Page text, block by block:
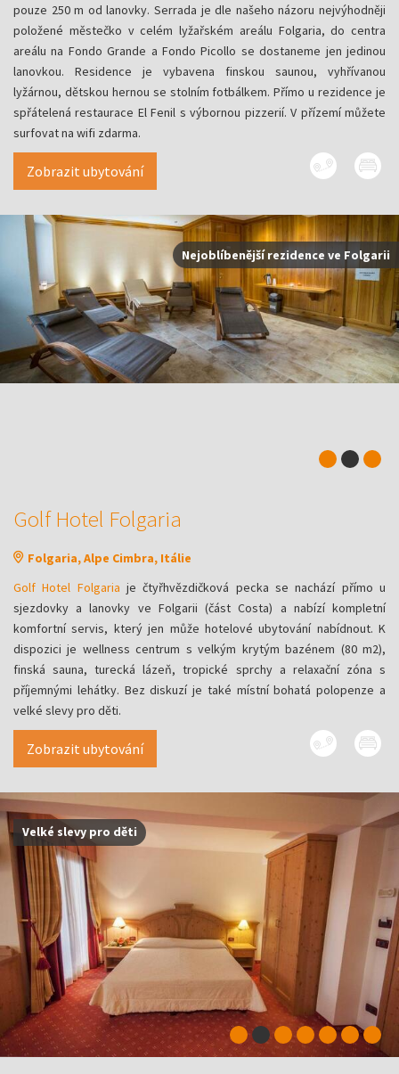
pouze 250 m od lanovky. Serrada je dle našeho názoru nejvýhodněji
položené městečko v celém lyžařském areálu Folgaria, do centra
areálu na Fondo Grande a Fondo Picollo se dostaneme jen jedinou
lanovkou. Residence je vybavena finskou saunou, vyhřívanou
lyžárnou, dětskou hernou se stolním fotbálkem. Přímo u rezidence je
spřátelená restaurace El Fenil s výbornou pizzerií. V přízemí můžete
surfovat na wifi zdarma.
Zobrazit ubytování
Nejoblíbenější rezidence ve Folgarii
Golf Hotel Folgaria
Folgaria, Alpe Cimbra, Itálie
Golf Hotel Folgaria je čtyřhvězdičková pecka se nachází přímo u
sjezdovky a lanovky ve Folgarii (část Costa) a nabízí kompletní
komfortní servis, který jen může hotelové ubytování nabídnout. K
dispozici je wellness centrum s velkým krytým bazénem (80 m2),
finská sauna, turecká lázeň, tropické sprchy a relaxační zóna s
příjemnými lehátky. Bez diskuzí je také místní bohatá polopenze a
velké slevy pro děti.
Zobrazit ubytování
Velké slevy pro děti